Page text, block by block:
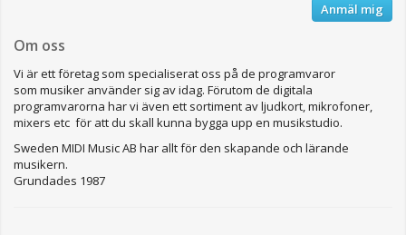
Anmäl mig
Om oss
Vi är ett företag som specialiserat oss på de programvaror
som musiker använder sig av idag. Förutom de digitala
programvarorna har vi även ett sortiment av ljudkort, mikrofoner,
mixers etc för att du skall kunna bygga upp en musikstudio.
Sweden MIDI Music AB har allt för den skapande och lärande
musikern.
Grundades 1987